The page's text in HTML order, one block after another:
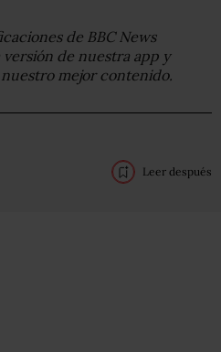
de BBC News
de nuestra app y
mejor contenido.
Leer después